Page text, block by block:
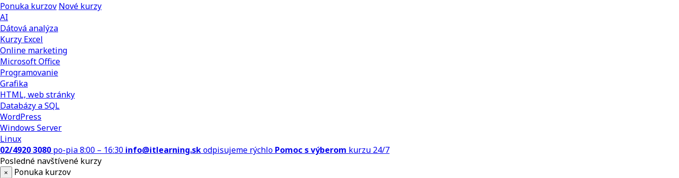
Ponuka kurzov Nové kurzy
AI
Dátová analýza
Kurzy Excel
Online marketing
Microsoft Office
Programovanie
Grafika
HTML, web stránky
Databázy a SQL
WordPress
Windows Server
Linux
02/4920 3080 po-pia 8:00 – 16:30 info@itlearning.skodpisujeme rýchlo Pomoc s výberom kurzu 24/7
Posledné navštívené kurzy
×
Ponuka kurzov